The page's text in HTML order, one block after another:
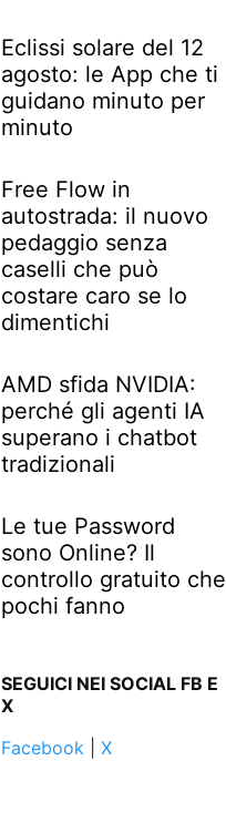
Eclissi solare del 12
agosto: le App che ti
guidano minuto per
minuto
Free Flow in
autostrada: il nuovo
pedaggio senza
caselli che può
costare caro se lo
dimentichi
AMD sfida NVIDIA:
perché gli agenti IA
superano i chatbot
tradizionali
Le tue Password
sono Online? Il
controllo gratuito che
pochi fanno
SEGUICI NEI SOCIAL FB E
X
Facebook| X